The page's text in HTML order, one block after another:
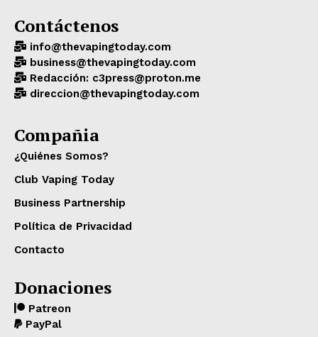
Contáctenos
info@thevapingtoday.com
business@thevapingtoday.com
Redacción: c3press@proton.me
direccion@thevapingtoday.com
Compañia
¿Quiénes Somos?
Club Vaping Today
Business Partnership
Política de Privacidad
Contacto
Donaciones
Patreon
PayPal